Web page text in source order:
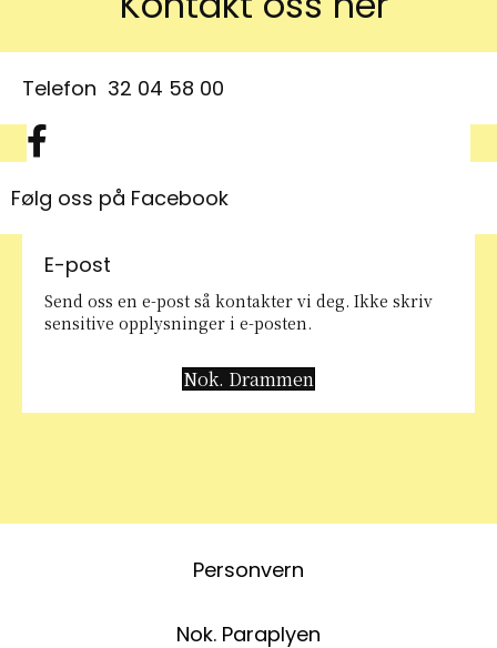
Telefon 32 04 58 00
Facebook symbol
Følg oss på Facebook
E-post
Send oss en e-post så kontakter vi deg. Ikke skriv
sensitive opplysninger i e-posten.
Nok. Drammen
Personvern
Nok. Paraplyen